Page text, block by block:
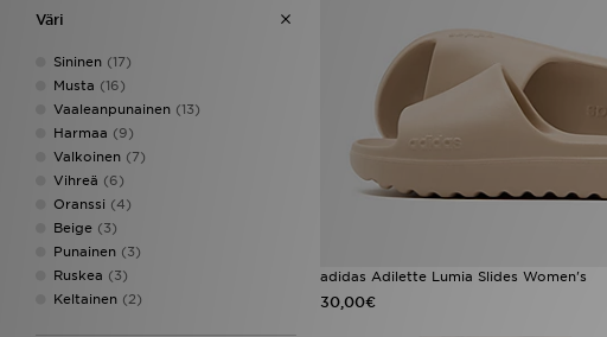
Väri
Sininen (17)
Musta (16)
Vaaleanpunainen (13)
Harmaa (9)
Valkoinen (7)
Vihreä (6)
Oranssi (4)
Beige (3)
Punainen (3)
Ruskea (3)
Keltainen (2)
adidas Adilette Lumia Slides Women's
30,00€